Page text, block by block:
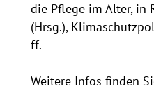
die Pflege im Alter, in
(Hrsg.),
ff.
Weitere Infos finden